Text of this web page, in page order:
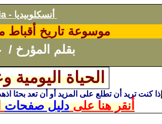
- أنسكلوبيديا
موسوعة تاريخ أقباط
بقلم
المؤرخ /
الحياة اليومية
ذا كنت تريد أن تطلع على المزيد أو أن تعد بحثا
أنقر هنا علىدليل صفحات